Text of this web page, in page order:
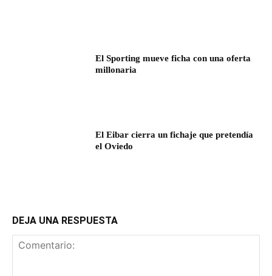
El Sporting mueve ficha con una oferta
millonaria
El Eibar cierra un fichaje que pretendía
el Oviedo
DEJA UNA RESPUESTA